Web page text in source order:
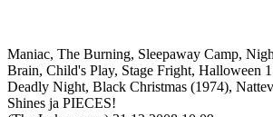
Maniac, The Burning, Sleepaway Camp,
Brain, Child's Play, Stage Fright, Halloween
Deadly Night, Black Christmas (1974),
Shines ja PIECES!